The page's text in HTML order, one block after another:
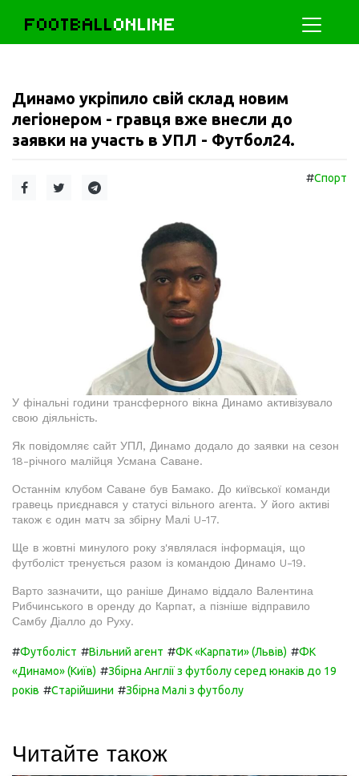
FOOTBALLONLINE
Динамо укріпило свій склад новим
легіонером - гравця вже внесли до
заявки на участь в УПЛ - Футбол24.
#Спорт
У фінальні години трансферного вікна Динамо активізувало
свою діяльність.
Як повідомляє сайт УПЛ, Динамо додало до заявки на сезон
18-річного малійця Усмана Саване.
Останнім клубом Саване був Бамако. До київської команди
гравець приєднався у статусі вільного агента. У його активі
також є один матч за збірну Малі U-17.
Ще в жовтні минулого року з'являлася інформація, що
футболіст тренується разом із командою Динамо U-19.
Варто зазначити, що раніше Динамо віддало Валентина
Рибчинського в оренду до Карпат, а пізніше відправило
Самбу Діалло до Руху.
#Футболіст #Вільний агент #ФК «Карпати» (Львів) #ФК
«Динамо» (Київ) #Збірна Англії з футболу серед юнаків до 19
років #Старійшини #Збірна Малі з футболу
Читайте також